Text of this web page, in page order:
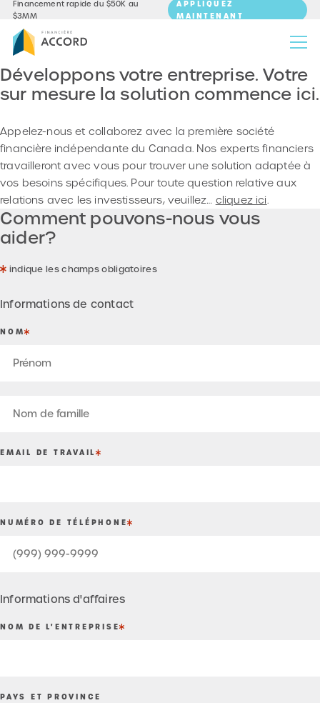
Financement rapide du $50K au
$3MM
APPLIQUEZ
MAINTENANT
Développons votre entreprise. Votre
sur mesure la solution commence ici.
Appelez-nous et collaborez avec la première société
financière indépendante du Canada. Nos experts financiers
travailleront avec vous pour trouver une solution adaptée à
vos besoins spécifiques. Pour toute question relative aux
relations avec les investisseurs, veuillez… cliquez ici.
Comment pouvons-nous vous
aider?
indique les champs obligatoires
Informations de contact
NOM
de
EMAIL DE TRAVAIL
NUMÉRO DE TÉLÉPHONE
Informations d'affaires
NOM DE L'ENTREPRISE
PAYS ET PROVINCE